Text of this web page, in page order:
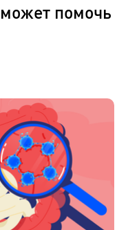
помочь